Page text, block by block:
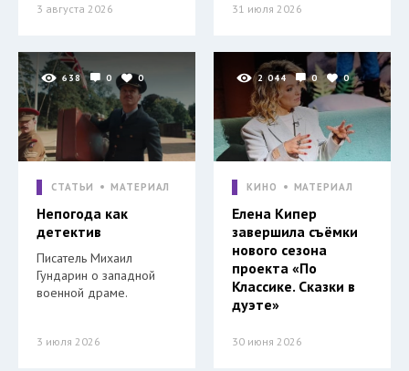
3 августа 2026 31 июля 2026
638 0 0
СТАТЬИ МАТЕРИАЛ
Непогода как
детектив
Писатель Михаил
Гундарин о западной
военной драме.
3 июля 2026
2 044 0 0
КИНО МАТЕРИАЛ
Елена Кипер
завершила съёмки
нового сезона
проекта «По
Классике. Сказки в
дуэте»
30 июня 2026